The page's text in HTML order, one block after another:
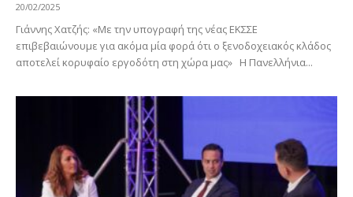
20/02/2025
Γιάννης Χατζής: «Με την υπογραφή της νέας ΕΚΣΣΕ
επιβεβαιώνουμε για ακόμα μία φορά ότι ο ξενοδοχειακός κλάδος
αποτελεί κορυφαίο εργοδότη στη χώρα μας» Η Πανελλήνια...